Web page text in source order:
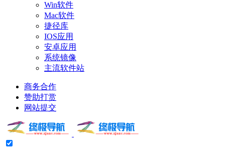
Win软件
Mac软件
捷径库
IOS应用
安卓应用
系统镜像
主流软件站
商务合作
赞助打赏
网站提交